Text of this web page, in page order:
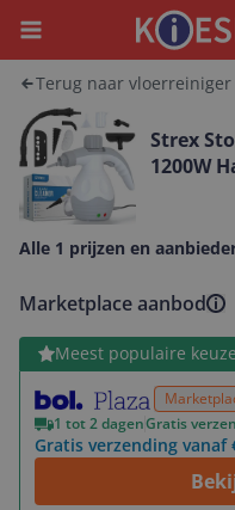
Menu
Terug naar vloerreiniger
Strex
1200W
Alle 1 prijzen en
Marketplace aanbod
Meest populaire
1 tot 2 dagenGratis
Gratis verzending
Bekijk product